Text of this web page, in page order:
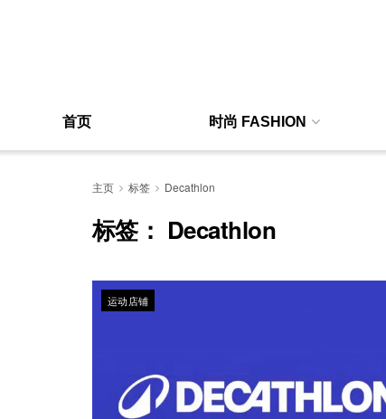
首页 时尚 FASHION
主页 标签 Decathlon
标签： Decathlon
运动店铺